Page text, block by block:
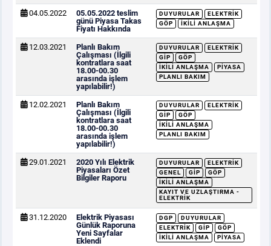
04.05.2022
05.05.2022 teslim
günü Piyasa Takas
Fiyatı Hakkında
DUYURULAR
ELEKTRIK
GÖP
İKILI ANLAŞMA
12.03.2021
Planlı Bakım
Çalışması (İlgili
kontratlara saat
18.00-00.30
arasında işlem
yapılabilir!)
DUYURULAR
ELEKTRIK
GİP
GÖP
İKILI ANLAŞMA
PIYASA
PLANLI BAKIM
12.02.2021
Planlı Bakım
Çalışması (İlgili
kontratlara saat
18.00-00.30
arasında işlem
yapılabilir!)
DUYURULAR
ELEKTRIK
GİP
GÖP
İKILI ANLAŞMA
PLANLI BAKIM
29.01.2021
2020 Yılı Elektrik
Piyasaları Özet
Bilgiler Raporu
DUYURULAR
ELEKTRIK
GENEL
GİP
GÖP
İKILI ANLAŞMA
KAYIT VE UZLAŞTIRMA -
ELEKTRIK
31.12.2020
Elektrik Piyasası
Günlük Raporuna
Yeni Sayfalar
Eklendi
DGP
DUYURULAR
ELEKTRIK
GİP
GÖP
İKILI ANLAŞMA
PIYASA